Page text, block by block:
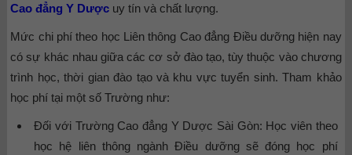
Cao đẳng Y Dược uy tín và chất lượng.
Mức chi phí theo học Liên thông Cao đẳng Điều dưỡng hiện nay
có sự khác nhau giữa các cơ sở đào tạo, tùy thuộc vào chương
trình học, thời gian đào tạo và khu vực tuyển sinh. Tham khảo
học phí tại một số Trường như:
Đối với Trường Cao đẳng Y Dược Sài Gòn: Học viên theo
học hệ liên thông ngành Điều dưỡng sẽ đóng học phí